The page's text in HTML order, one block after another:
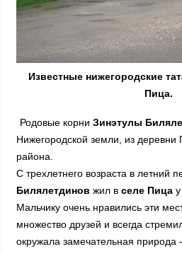
Известные нижегородские
Пица.
Родовые корни Зинэтулы
Нижегородской земли, из деревни
района.
С трехлетнего возраста в летний
Билялетдинов жил в селе Пицау
Мальчику очень нравились эти
множество друзей и всегда
окружала замечательная природа